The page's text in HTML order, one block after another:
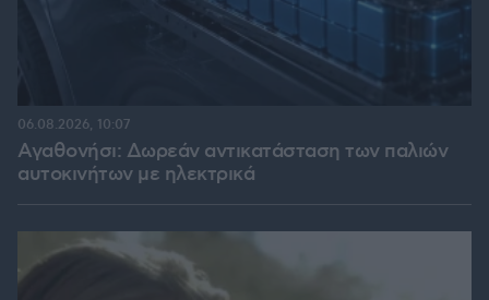
Αγαθονήσι: Δωρεάν αντικατάσταση των παλιών
αυτοκινήτων με ηλεκτρικά
06.08.2026, 10:07